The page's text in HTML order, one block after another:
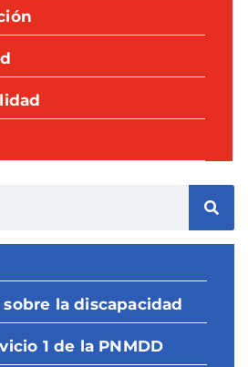
la discapacidad
1 de la PNMDD